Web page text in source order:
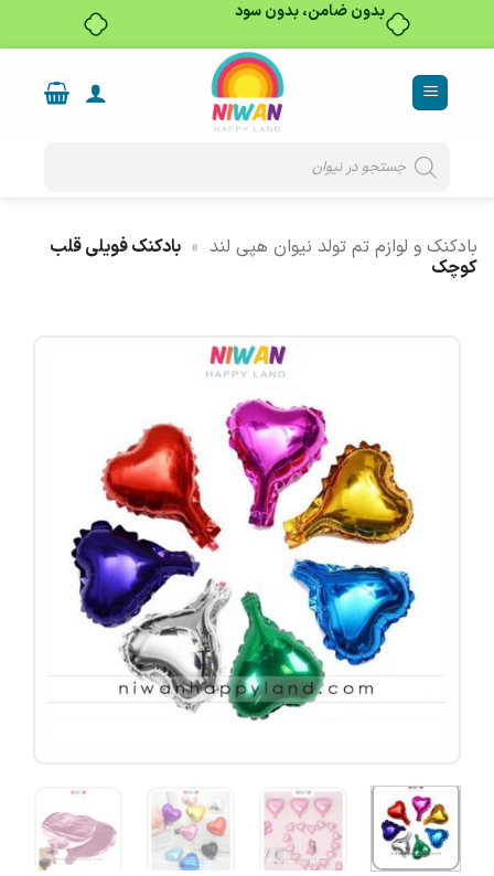
بدون ضامن، بدون سود
content
search
بادکنک و لوازم تم تولد نیوان هپی لند » بادکنک فویلی قلب
کوچک